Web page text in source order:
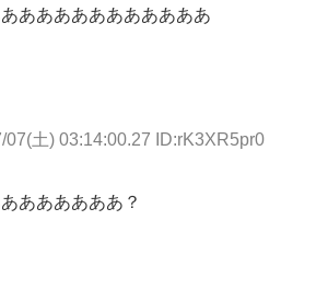
あああああああああああ
07(土) 03:14:00.27 ID:rK3XR5pr0
ああああああ？